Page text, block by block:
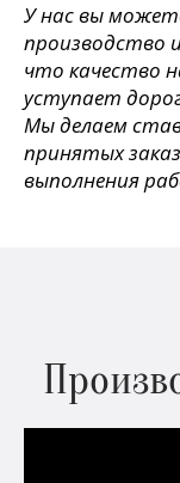
У нас вы
производство
что качество
уступает
Мы делаем
принятых
выполнения